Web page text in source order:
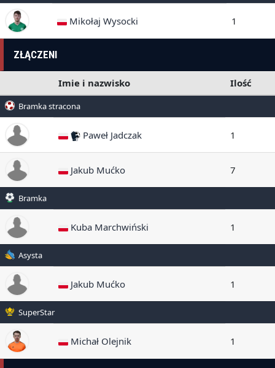
Mikołaj Wysocki 1
ZŁĄCZENI
Imie i nazwisko Ilość
Bramka stracona
Paweł Jadczak 1
Jakub Mućko 7
Bramka
Kuba Marchwiński 1
Asysta
Jakub Mućko 1
SuperStar
Michał Olejnik 1